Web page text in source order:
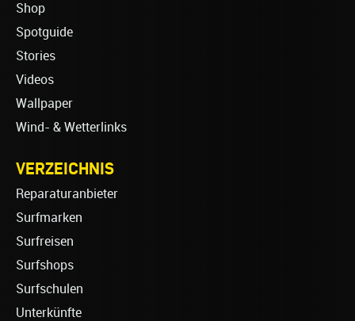
Shop
Spotguide
Stories
Videos
Wallpaper
Wind- & Wetterlinks
VERZEICHNIS
Reparaturanbieter
Surfmarken
Surfreisen
Surfshops
Surfschulen
Unterkünfte